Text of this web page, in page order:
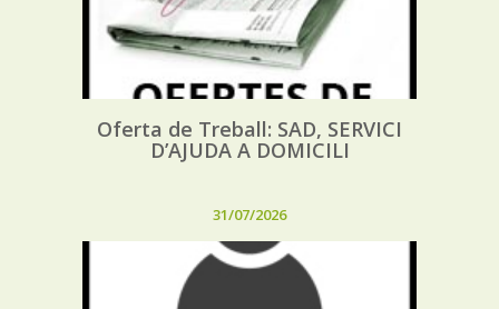
Oferta de Treball: SAD, SERVICI
D’AJUDA A DOMICILI
31/07/2026